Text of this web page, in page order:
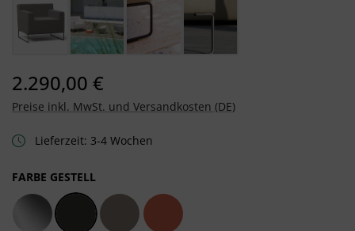
2.290,00 €
Preise inkl. MwSt. und Versandkosten (DE)
Lieferzeit: 3-4 Wochen
FARBE GESTELL
Edelstahl Anthrazit Taupe Salmon